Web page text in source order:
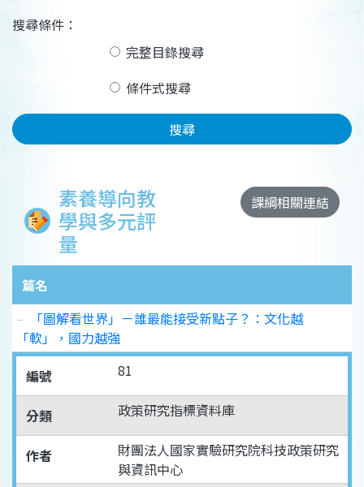
搜尋條件：
完整目錄搜尋
條件式搜尋
搜尋
素養導向教
學與多元評
量
課綱相關連結
篇名
「圖解看世界」－誰最能接受新點子？：文化越
「軟」，國力越強
編號
81
分類 政策研究指標資料庫
作者
財團法人國家實驗研究院科技政策研究
與資訊中心